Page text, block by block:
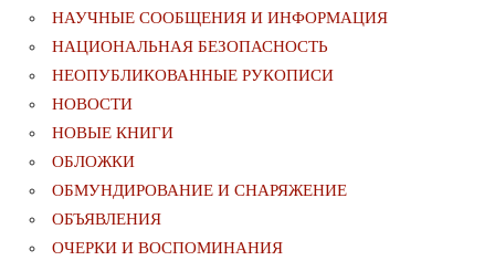
НАУЧНЫЕ СООБЩЕНИЯ И ИНФОРМАЦИЯ
НАЦИОНАЛЬНАЯ БЕЗОПАСНОСТЬ
НЕОПУБЛИКОВАННЫЕ РУКОПИСИ
НОВОСТИ
НОВЫЕ КНИГИ
ОБЛОЖКИ
ОБМУНДИРОВАНИЕ И СНАРЯЖЕНИЕ
ОБЪЯВЛЕНИЯ
ОЧЕРКИ И ВОСПОМИНАНИЯ